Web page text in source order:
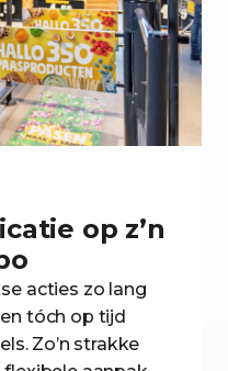
op z’n
acties zo lang
tóch op tijd
Zo’n strakke